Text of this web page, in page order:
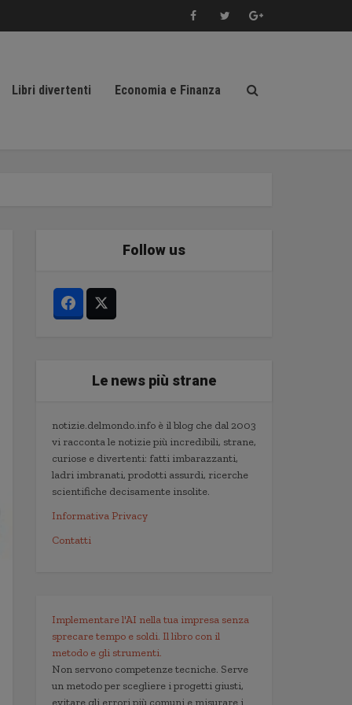
Libri divertenti Economia e Finanza
Follow us
Le news più strane
notizie.delmondo.info è il blog che dal 2003
vi racconta le notizie più incredibili, strane,
curiose e divertenti: fatti imbarazzanti,
ladri imbranati, prodotti assurdi, ricerche
scientifiche decisamente insolite.
Informativa Privacy
Contatti
Implementare l'AI nella tua impresa senza
sprecare tempo e soldi. Il libro con il
metodo e gli strumenti.
Non servono competenze tecniche. Serve
un metodo per scegliere i progetti giusti,
evitare gli errori più comuni e misurare i